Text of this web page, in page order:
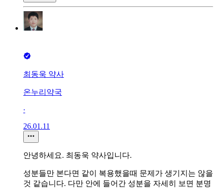
최동욱 약사
온누리약국
∙
26.01.11
안녕하세요. 최동욱 약사입니다.
성분들만 본다면 같이 복용했을때 문제가 생기지는 않을
것 같습니다. 다만 안에 들어간 성분을 자세히 보면 분명